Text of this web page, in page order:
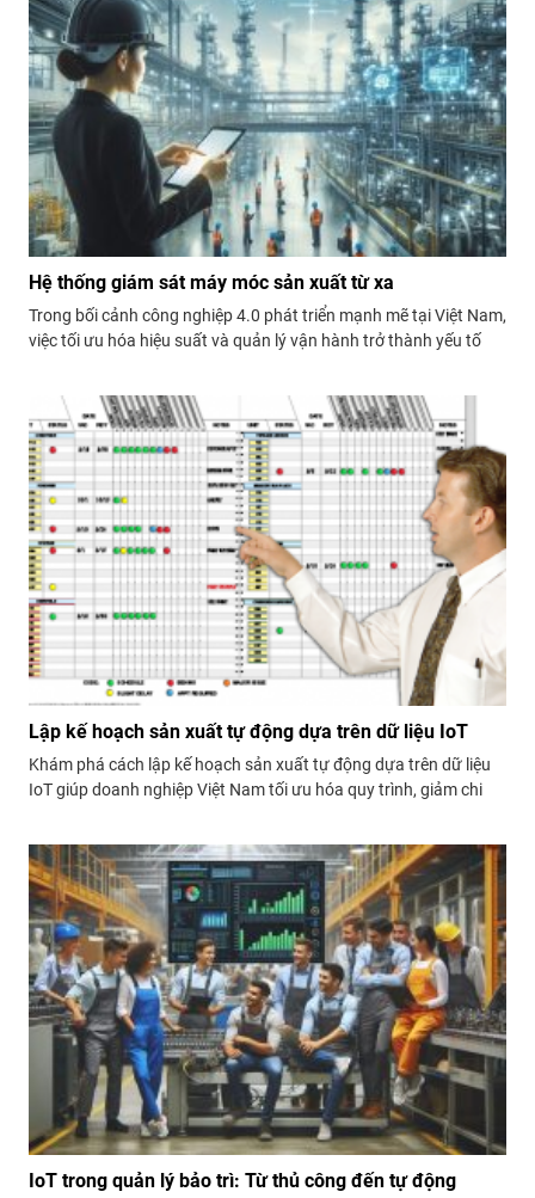
Hệ thống giám sát máy móc sản xuất từ xa
Trong bối cảnh công nghiệp 4.0 phát triển mạnh mẽ tại Việt Nam,
việc tối ưu hóa hiệu suất và quản lý vận hành trở thành yếu tố
tranh. Hệ thống giám sát máy móc sản xuất...
Lập kế hoạch sản xuất tự động dựa trên dữ liệu IoT
Khám phá cách lập kế hoạch sản xuất tự động dựa trên dữ liệu
IoT giúp doanh nghiệp Việt Nam tối ưu hóa quy trình, giảm chi
liệu thực tế từ thiết bị được tận dụng...
IoT trong quản lý bảo trì: Từ thủ công đến tự động